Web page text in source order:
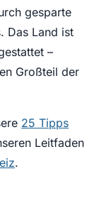
gesparte
Das Land ist
–
Großteil der
25 Tipps
Leitfaden
.